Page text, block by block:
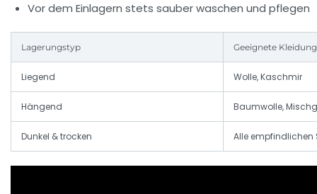
Vor dem Einlagern stets sauber waschen und pflegen
Lagerungstyp Geeignete
Liegend Wolle, Kaschmir
Hängend Baumwolle,
Dunkel & trocken Alle empfindlichen